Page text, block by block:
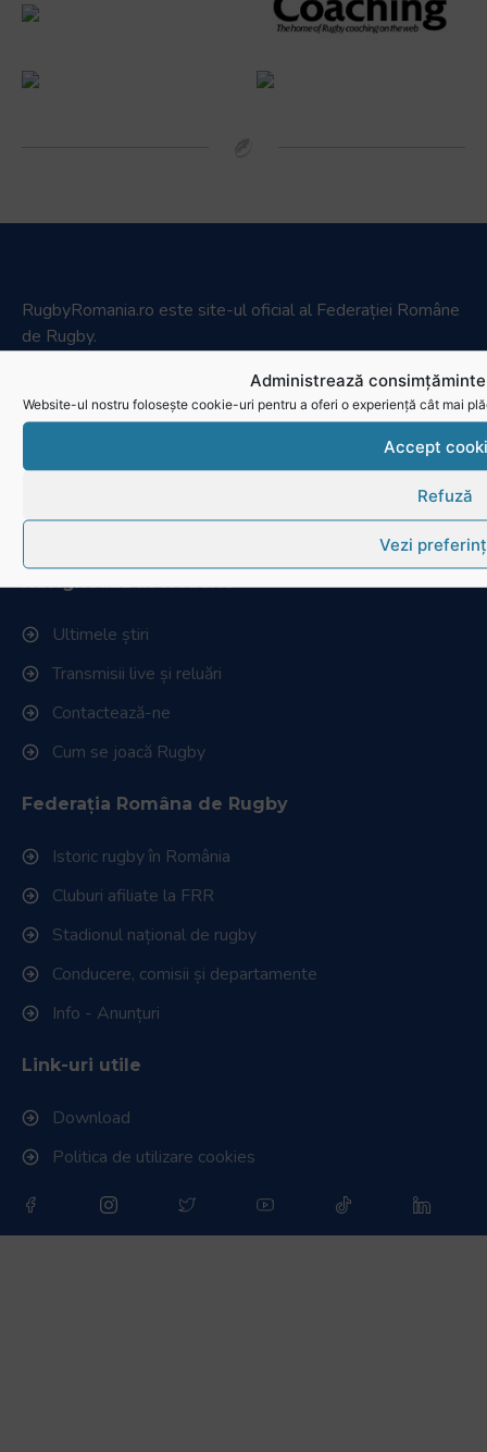
Administrează
Website-ul nostru folosește cookie-uri pentru a oferi o experiență cât mai
Accept
Refuză
Vezi
RugbyRomania.ro este site-ul oficial al Federației Române
de Rugby.
Bd. Mărăști nr. 18-20, sector 1, București
Telefon:031.1000.500
Website realizat și întreținut de
Navighează în website
Ultimele știri
Transmisii live și reluări
Contactează-ne
Cum se joacă Rugby
Federația Româna de Rugby
Istoric rugby în România
Cluburi afiliate la FRR
Stadionul național de rugby
Conducere, comisii și departamente
Info - Anunțuri
Link-uri utile
Download
Politica de utilizare cookies